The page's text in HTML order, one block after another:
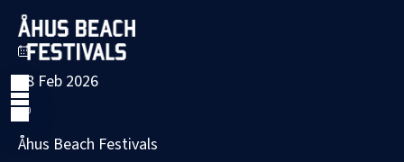
18 Feb 2026
Åhus Beach Festivals